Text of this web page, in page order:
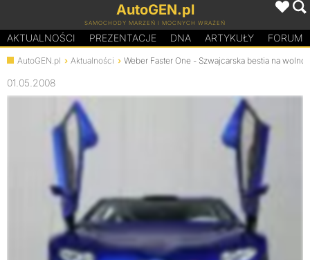
AutoGEN.pl
SAMOCHODY MARZEŃ I MOCNYCH WRAŻEŃ
AKTUALNOŚCI PREZENTACJE DNA ARTYKUŁY FORUM
AutoGEN.pl Aktualności Weber Faster One - Szwajcarska bestia na
01.05.2008